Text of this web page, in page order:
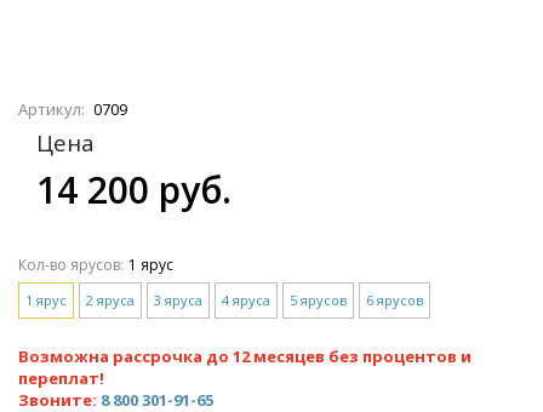
Артикул: 0709
Цена
14 200 руб.
Кол-во ярусов: 1 ярус
1 ярус 2 яруса 3 яруса 4 яруса 5 ярусов 6 ярусов
Возможна рассрочка до 12 месяцев без процентов и
переплат!
Звоните: 8 800 301-91-65